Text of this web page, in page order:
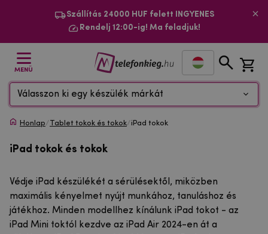
Szállítás 24000 HUF felett INGYENES
Rendelj 12:00-ig! Ma feladjuk!
MENÜ
Válasszon ki egy készülék márkát
Honlap/Tablet tokok és tokok/iPad tokok
iPad tokok és tokok
Védje iPad készülékét a sérülésektől, miközben
maximális kényelmet nyújt munkához, tanuláshoz és
játékhoz. Minden modellhez kínálunk iPad tokot - az
iPad Mini toktól kezdve az iPad Air 2024-en át a